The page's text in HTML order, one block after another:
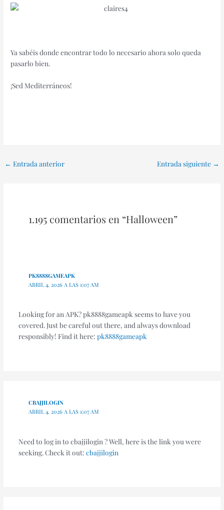
Ya sabéis donde encontrar todo lo necesario ahora solo queda
pasarlo bien.
¡Sed Mediterráneos!
← Entrada anterior Entrada siguiente →
1.195 comentarios en “Halloween”
PK8888GAMEAPK
ABRIL 4, 2026 A LAS 1:07 AM
Looking for an APK? pk8888gameapk seems to have you
covered. Just be careful out there, and always download
responsibly! Find it here: pk8888gameapk
CBAJJILOGIN
ABRIL 4, 2026 A LAS 1:07 AM
Need to log in to cbajjilogin ? Well, here is the link you were
seeking. Check it out: cbajjilogin